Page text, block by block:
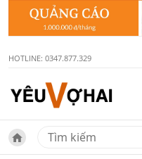
HOTLINE: 0347.877.329